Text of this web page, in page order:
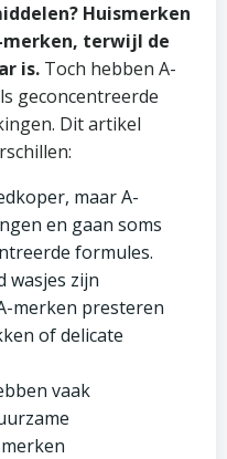
Huismerken
merken, terwijl de
is. Toch hebben A-
geconcentreerde
Dit artikel
maar A-
en gaan soms
formules.
wasjes zijn
merken presteren
of delicate
vaak